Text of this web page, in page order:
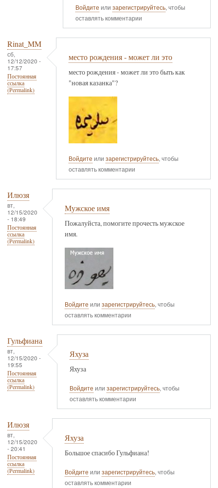
Войдите или зарегистрируйтесь, чтобы
оставлять комментарии
Rinat_MM
сб,
12/12/2020 -
17:57
Постоянная
ссылка
(Permalink)
место рождения - может ли это
место рождения - может ли это быть как
"новая казанка"?
Войдите или зарегистрируйтесь, чтобы
оставлять комментарии
Илюзя
вт,
12/15/2020
- 18:49
Постоянная
ссылка
(Permalink)
Мужское имя
Пожалуйста, помогите прочесть мужское
имя.
Войдите или зарегистрируйтесь, чтобы
оставлять комментарии
Гульфиана
вт,
12/15/2020 -
19:55
Постоянная
ссылка
(Permalink)
Яхуза
Яхуза
Войдите или зарегистрируйтесь, чтобы
оставлять комментарии
Илюзя
вт,
12/15/2020
- 20:41
Постоянная
ссылка
(Permalink)
Яхуза
Большое спасибо Гульфиана!
Войдите или зарегистрируйтесь, чтобы
оставлять комментарии